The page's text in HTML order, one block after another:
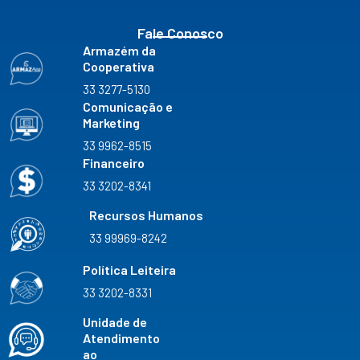
Fale Conosco
Armazém da
Cooperativa
33 3277-5130
Comunicação e
Marketing
33 9962-8515
Financeiro
33 3202-8341
Recursos Humanos
33 99969-8242
Política Leiteira
33 3202-8331
Unidade de
Atendimento
ao